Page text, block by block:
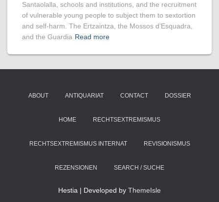
Santaolalla, schools and institutions, and the recruitment
of vulnerable young people to subject them to sextortion
and self-harm. The Ertzaintza, the Mossos d’Esquadra,
and the Guardia Read more
ABOUT ANTIQUARIAT CONTACT DOSSIER
HOME RECHTSEXTREMISMUS
RECHTSEXTREMISMUS INTERNAT REVISIONISMUS
REZENSIONEN SEARCH / SUCHE
Hestia | Developed by ThemeIsle